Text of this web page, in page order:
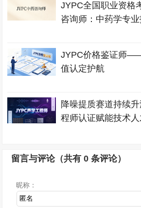
JYPC全国职业资格
咨询师：中药学专
JYPC价格鉴证师
值认定护航
降噪提质赛道持续
程师认证赋能技术
留言与评论（共有0 条评论）
昵称：